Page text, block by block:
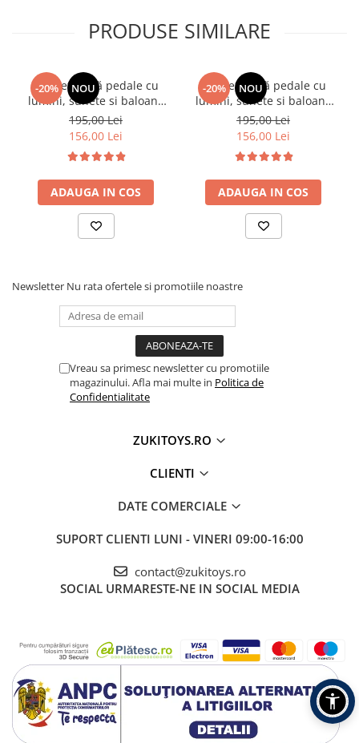
✔ Copii mici și preșcolari
✔ Plimbări distractive în parc sau grădină
✔ Dezvoltare motrică și joacă activă
✔ Cadouri pentru zile de naștere sau sărbători
PRODUSE SIMILARE
-20% NOU
Bicicletă fără pedale cu
lumini, sunete si baloane
de sapun - roz
195,00 Lei
156,00 Lei
ADAUGA IN COS
-20% NOU
Bicicletă fără pedale cu
lumini, sunete si baloane
de sapun - albastru
195,00 Lei
156,00 Lei
ADAUGA IN COS
Newsletter Nu rata ofertele si promotiile noastre
Vreau sa primesc newsletter cu promotiile
magazinului. Afla mai multe in Politica de
Confidentialitate
ZUKITOYS.RO
CLIENTI
DATE COMERCIALE
SUPORT CLIENTI LUNI - VINERI 09:00-16:00
contact@zukitoys.ro
SOCIAL URMARESTE-NE IN SOCIAL MEDIA